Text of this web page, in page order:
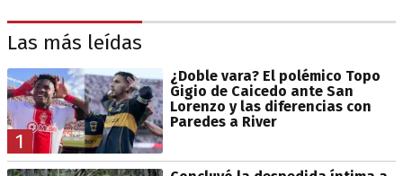
Las más leídas
1
¿Doble vara? El polémico Topo
Gigio de Caicedo ante San
Lorenzo y las diferencias con
Paredes a River